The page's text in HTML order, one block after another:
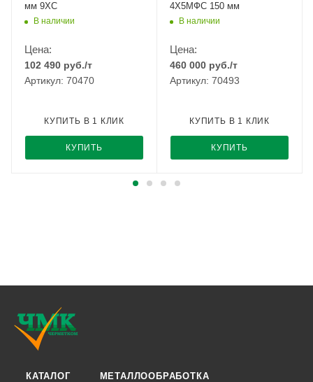
мм 9ХС
В наличии
Цена:
102 490 руб./т
Артикул: 70470
КУПИТЬ
КУПИТЬ В 1 КЛИК
4Х5МФС 150 мм
В наличии
Цена:
460 000 руб./т
Артикул: 70493
КУПИТЬ
КУПИТЬ В 1 КЛИК
КАТАЛОГ МЕТАЛЛООБРАБОТКА